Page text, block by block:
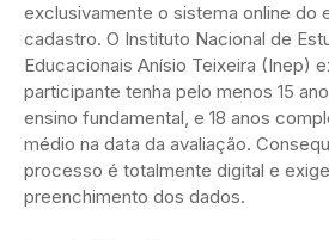
exclusivamente o sistema online do
cadastro. O Instituto Nacional de
Educacionais Anísio Teixeira (Inep)
participante tenha pelo menos 15
ensino fundamental, e 18 anos
médio na data da avaliação.
processo é totalmente digital e
preenchimento dos dados.